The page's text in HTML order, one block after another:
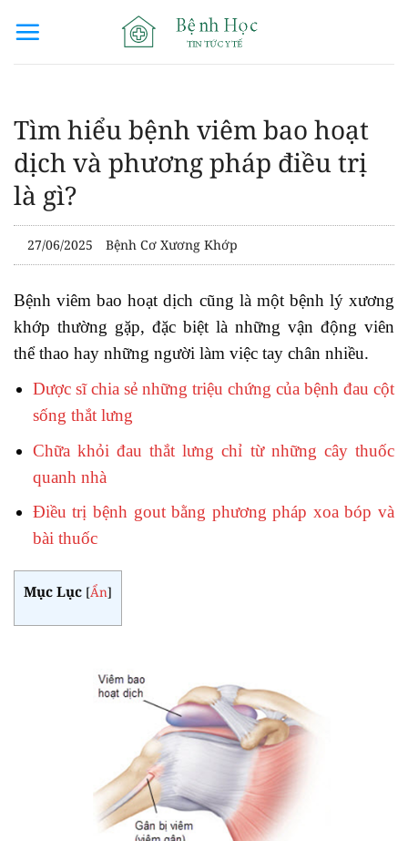
qua
Tìm hiểu bệnh viêm bao hoạt
dịch và phương pháp điều trị
là gì?
27/06/2025 Bệnh Cơ Xương Khớp
Bệnh viêm bao hoạt dịch cũng là một bệnh lý xương
khớp thường gặp, đặc biệt là những vận động viên
thể thao hay những người làm việc tay chân nhiều.
Dược sĩ chia sẻ những triệu chứng của bệnh đau cột
sống thắt lưng
Chữa khỏi đau thắt lưng chỉ từ những cây thuốc
quanh nhà
Điều trị bệnh gout bằng phương pháp xoa bóp và
bài thuốc
Mục Lục [Ẩn]